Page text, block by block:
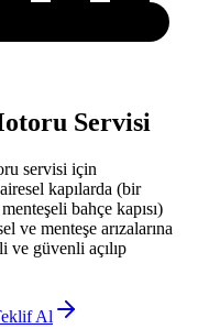
Servisi
servisi için
kapılarda (bir
bahçe kapısı)
ve menteşe arızalarına
ve güvenli açılıp
Al